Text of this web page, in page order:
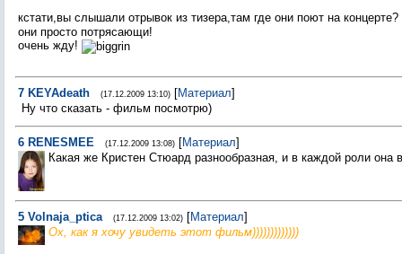
кстати,вы слышали отрывок из тизера,там где они поют на концерте?
они просто потрясающи!
очень жду!
7 KEYAdeath (17.12.2009 13:10) [Материал]
Ну что сказать - фильм посмотрю)
6 RENESMEE (17.12.2009 13:08) [Материал]
Какая же Кристен Стюард разнообразная, и в каждой роли она
5 Volnaja_ptica (17.12.2009 13:02) [Материал]
Ох, как я хочу увидеть этот фильм)))))))))))))